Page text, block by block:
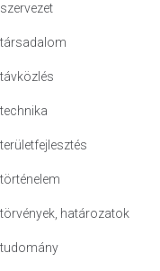
szervezet
társadalom
távközlés
technika
területfejlesztés
történelem
törvények, határozatok
tudomány